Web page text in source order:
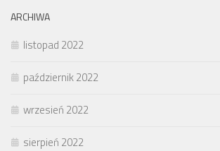
ARCHIWA
listopad 2022
październik 2022
wrzesień 2022
sierpień 2022